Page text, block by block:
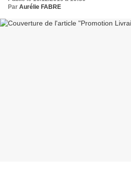
Par Aurélie FABRE